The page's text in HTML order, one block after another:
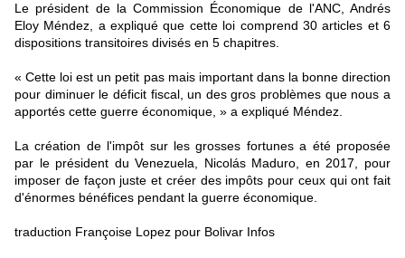
Le président de la Commission Économique de l'ANC, Andrés
Eloy Méndez, a expliqué que cette loi comprend 30 articles et 6
dispositions transitoires divisés en 5 chapitres.
« Cette loi est un petit pas mais important dans la bonne direction
pour diminuer le déficit fiscal, un des gros problèmes que nous a
apportés cette guerre économique, » a expliqué Méndez.
La création de l'impôt sur les grosses fortunes a été proposée
par le président du Venezuela, Nicolás Maduro, en 2017, pour
imposer de façon juste et créer des impôts pour ceux qui ont fait
d'énormes bénéfices pendant la guerre économique.
traduction Françoise Lopez pour Bolivar Infos